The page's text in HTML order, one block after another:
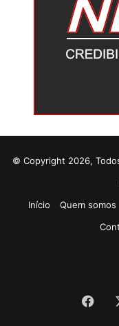
© Copyright 2026,
Início
Quem somos